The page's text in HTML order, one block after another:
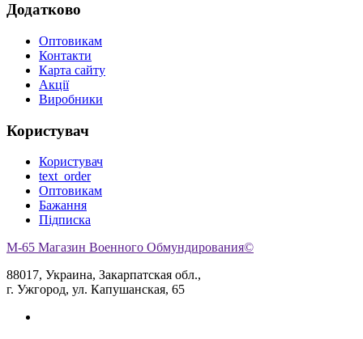
Додатково
Оптовикам
Контакти
Карта сайту
Акції
Виробники
Користувач
Користувач
text_order
Оптовикам
Бажання
Підписка
M-65 Магазин Военного Обмундирования©
88017, Украина, Закарпатская обл.,
г. Ужгород, ул. Капушанская, 65